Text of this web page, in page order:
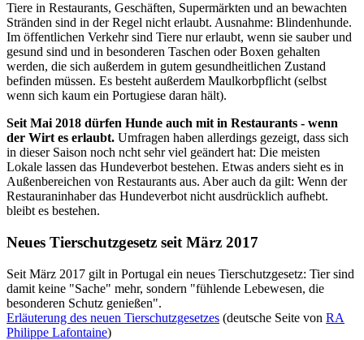
Tiere in Restaurants, Geschäften, Supermärkten und an bewachten
Stränden sind in der Regel nicht erlaubt. Ausnahme: Blindenhunde.
Im öffentlichen Verkehr sind Tiere nur erlaubt, wenn sie sauber und
gesund sind und in besonderen Taschen oder Boxen gehalten
werden, die sich außerdem in gutem gesundheitlichen Zustand
befinden müssen. Es besteht außerdem Maulkorbpflicht (selbst
wenn sich kaum ein Portugiese daran hält).
Seit Mai 2018 dürfen Hunde auch mit in Restaurants - wenn
der Wirt es erlaubt. Umfragen haben allerdings gezeigt, dass sich
in dieser Saison noch ncht sehr viel geändert hat: Die meisten
Lokale lassen das Hundeverbot bestehen. Etwas anders sieht es in
Außenbereichen von Restaurants aus. Aber auch da gilt: Wenn der
Restauraninhaber das Hundeverbot nicht ausdrücklich aufhebt.
bleibt es bestehen.
Neues Tierschutzgesetz seit März 2017
Seit März 2017 gilt in Portugal ein neues Tierschutzgesetz: Tier sind
damit keine "Sache" mehr, sondern "fühlende Lebewesen, die
besonderen Schutz genießen".
Erläuterung des neuen Tierschutzgesetzes (deutsche Seite von RA
Philippe Lafontaine)